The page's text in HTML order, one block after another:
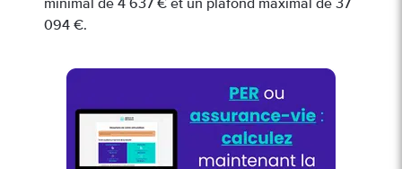
minimal de 4 637 € et un plafond maximal de 37
094 €.